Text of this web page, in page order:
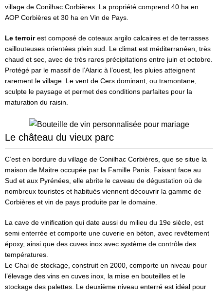
village de Conilhac Corbières. La propriété comprend 40 ha en
AOP Corbières et 30 ha en Vin de Pays.
Le terroirest composé de coteaux argilo calcaires et de terrasses
caillouteuses orientées plein sud. Le climat est méditerranéen, très
chaud et sec, avec de très rares précipitations entre juin et octobre.
Protégé par le massif de l’Alaric à l’ouest, les pluies atteignent
rarement le village. Le vent de Cers dominant, ou tramontane,
sculpte le paysage et permet des conditions parfaites pour la
maturation du raisin.
Le château du vieux parc
C’est en bordure du village de Conilhac Corbières, que se situe la
maison de Maitre occupée par la Famille Panis. Faisant face au
Sud et aux Pyrénées, elle abrite le caveau de dégustation où de
nombreux touristes et habitués viennent découvrir la gamme de
Corbières et vin de pays produite par le domaine.
La cave de vinification qui date aussi du milieu du 19e siècle, est
semi enterrée et comporte une cuverie en béton, avec revêtement
époxy, ainsi que des cuves inox avec système de contrôle des
températures.
Le Chai de stockage, construit en 2000, comporte un niveau pour
l’élevage des vins en cuves inox, la mise en bouteilles et le
stockage des palettes. Le deuxième niveau enterré est idéal pour